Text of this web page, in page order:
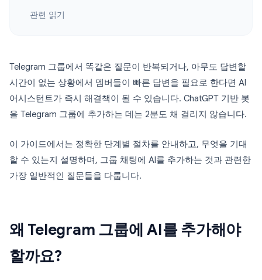
관련 읽기
Telegram 그룹에서 똑같은 질문이 반복되거나, 아무도 답변할
시간이 없는 상황에서 멤버들이 빠른 답변을 필요로 한다면 AI
어시스턴트가 즉시 해결책이 될 수 있습니다. ChatGPT 기반 봇
을 Telegram 그룹에 추가하는 데는 2분도 채 걸리지 않습니다.
이 가이드에서는 정확한 단계별 절차를 안내하고, 무엇을 기대
할 수 있는지 설명하며, 그룹 채팅에 AI를 추가하는 것과 관련한
가장 일반적인 질문들을 다룹니다.
왜 Telegram 그룹에 AI를 추가해야
할까요?